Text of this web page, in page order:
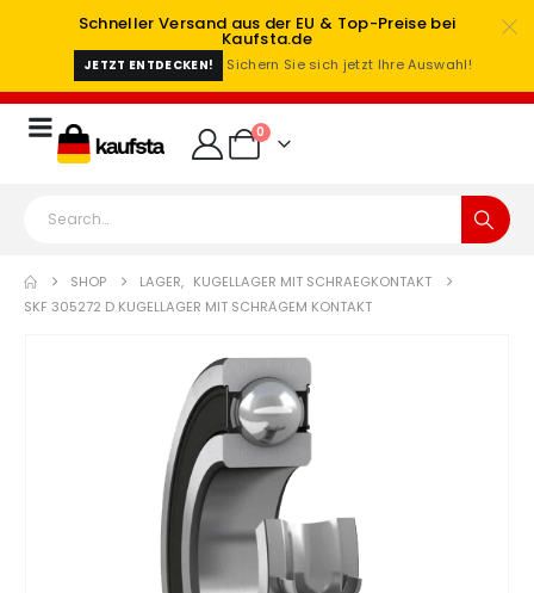
Schneller Versand aus der EU & Top-Preise bei
Kaufsta.de
JETZT ENTDECKEN! Sichern Sie sich jetzt Ihre Auswahl!
0
SHOP LAGER, KUGELLAGER MIT SCHRAEGKONTAKT
SKF 305272 D KUGELLAGER MIT SCHRÄGEM KONTAKT